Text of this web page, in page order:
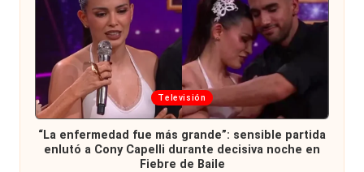
Publicada
en
Televisión
“La enfermedad fue más grande”: sensible partida
enlutó a Cony Capelli durante decisiva noche en
Fiebre de Baile